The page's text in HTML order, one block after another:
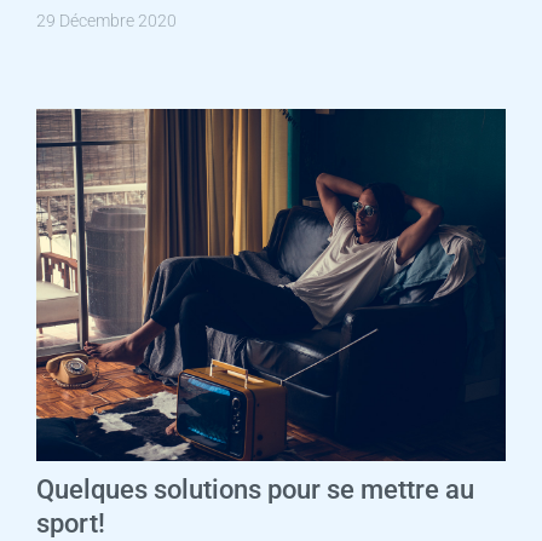
29 Décembre 2020
Quelques solutions pour se mettre au
sport!